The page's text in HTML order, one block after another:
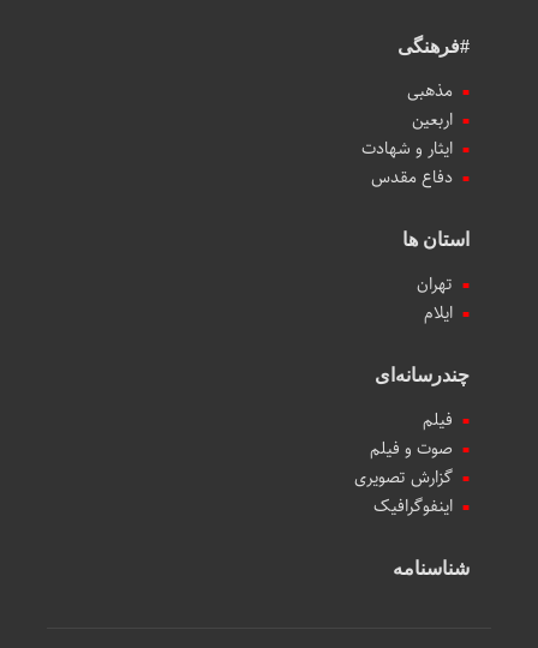
#فرهنگی
مذهبی
اربعین
ایثار و شهادت
دفاع مقدس
استان ها
تهران
ایلام
چندرسانه‌ای
فیلم
صوت و فیلم
گزارش تصویری
اینفوگرافیک
شناسنامه